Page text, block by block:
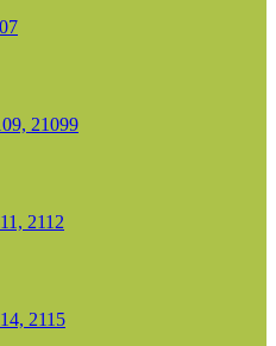
21099
2112
2115